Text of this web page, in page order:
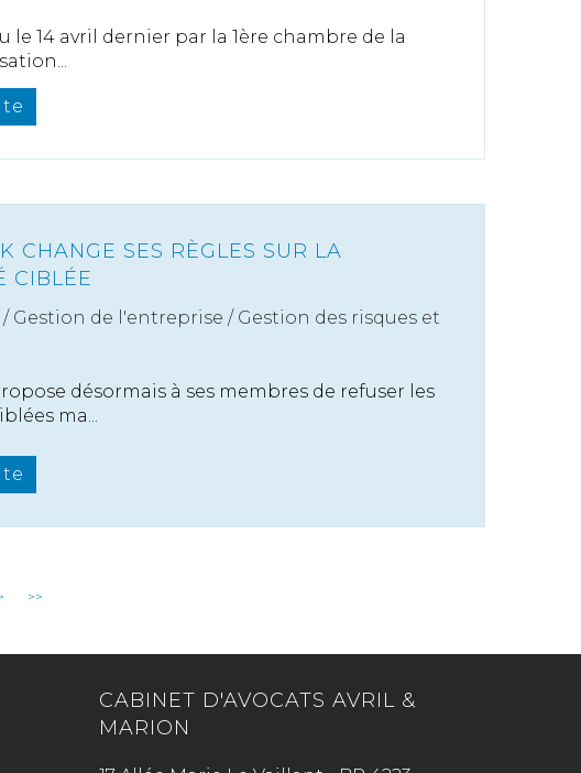
le 14 avril dernier par la 1ère chambre de la
CHANGE SES RÈGLES SUR LA
CIBLÉE
/ Gestion de l'entreprise / Gestion des risques et
désormais à ses membres de refuser les
ma...
>>
CABINET D'AVOCATS AVRIL &
MARION